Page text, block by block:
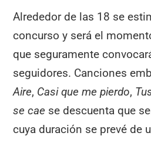
Alrededor de las 18 se
concurso y será el
que seguramente
seguidores. Canciones
Aire, Casi que me pierdo,
se cae se descuenta que
cuya duración se prevé de